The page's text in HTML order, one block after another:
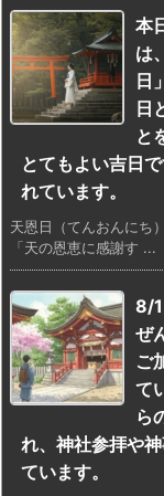
本
は
日
日
と
とてもよい吉日
れています。
天恩日（てんおんにち
「天の恩恵に感謝す ...
8/
ぜ
ご
て
ら
れ、神社参拝や
ています。